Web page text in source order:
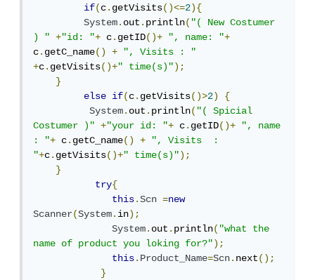
if(c.getVisits()<=2){
System.out.println("( New Costumer
) "
+"id: "+ c.getID()+ ", name: "+
c.getC_name() +
", Visits : "
+c.getVisits()+" time(s)");
}
else
if(c.getVisits()>2)
{
System.out.println("( Spicial
Costumer )"
+"your id: "+ c.getID()+
", name
: "+ c.getC_name() +
", Visits  :
"+c.getVisits()+" time(s)");
}
try{
this.Scn =new
Scanner(System.in);
System.out.println("what the
name of product you loking for?");
this.Product_Name=Scn.next();
}